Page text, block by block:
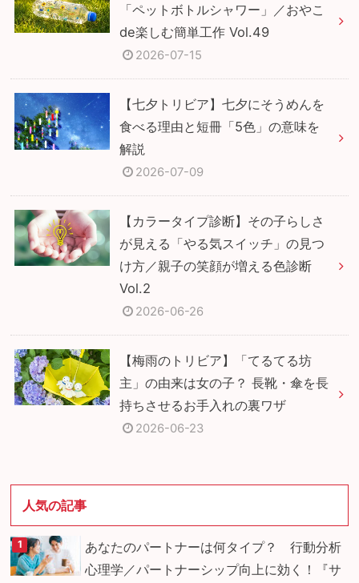
「ペットボトルシャワー」／おやこ
de楽しむ簡単工作 Vol.49
2026-07-15
【七夕トリビア】七夕にそうめんを
食べる理由と短冊「5色」の意味を
解説
2026-07-09
【カラータイプ診断】その子らしさ
が見える「やる気スイッチ」の見つ
け方／親子の笑顔が増える色診断
Vol.2
2026-06-26
【梅雨のトリビア】「てるてる坊
主」の由来は女の子？ 長靴・傘を長
持ちさせるお手入れの裏ワザ
2026-06-23
人気の記事
あなたのパートナーは何タイプ？ 行動分析
心理学／パートナーシップ向上に効く！『サ